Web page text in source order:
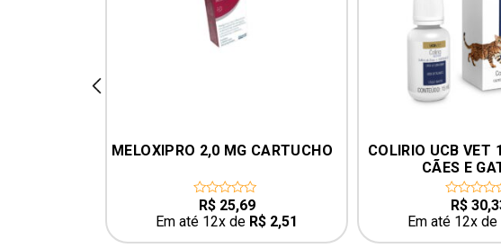
MELOXIPRO 2,0 MG CARTUCHO
0
out
of
5
R$25,69
Em até 12x de R$ 2,51
COLIRIO UCB VET
CÃES E
0
out
of
5
R$
Em até 12x de
prev